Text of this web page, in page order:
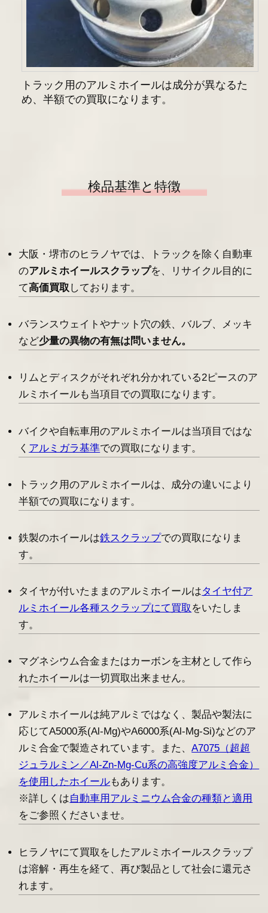
トラック用のアルミホイールは成分が異なるた
め、半額での買取になります。
検品基準と特徴
大阪・堺市のヒラノヤでは、
トラックを除く自動車
のアルミホイールスクラップを、リサイクル目的に
て高価買取 しております。
バランスウェイトやナット穴の鉄、バルブ、メッキ
など少量の異物の有無は問いません。
リムとディスクがそれぞれ分かれている2ピースのア
ルミホイールも当項目での買取になります。
バイクや自転車用のアルミホイールは当項目ではな
く アルミガラ基準での買取になります。
トラック用のアルミホイールは、成分の違いにより
半額での買取になります。
鉄製のホイールは鉄スクラップでの買取になりま
す。
タイヤが付いたままのアルミホイールはタイヤ付ア
ルミホイール各種スクラップにて買取 をいたしま
す。
マグネシウム合金またはカーボンを主材として作ら
れたホイールは一切買取出来ません。
アルミホイールは純アルミではなく、製品や製法に
応じてA5000系(Al-Mg)やA6000系(Al-Mg-Si)などのア
ルミ合金で製造されています。また、A7075（超超
ジュラルミン／Al-Zn-Mg-Cu系の高強度アルミ合金）
を使用したホイールもあります。
※詳しくは自動車用アルミニウム合金の種類と適用
をご参照くださいませ。
ヒラノヤにて買取をしたアルミホイールスクラップ
は溶解・再生を経て、再び製品として社会に還元さ
れます。